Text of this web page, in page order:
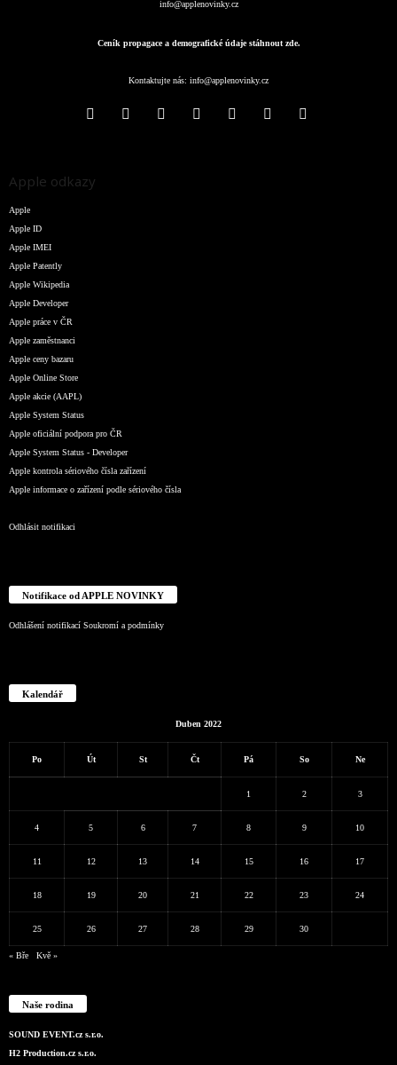
info@applenovinky.cz
Ceník propagace a demografické údaje stáhnout zde.
Kontaktujte nás: info@applenovinky.cz
Apple odkazy
Apple
Apple ID
Apple IMEI
Apple Patently
Apple Wikipedia
Apple Developer
Apple práce v ČR
Apple zaměstnanci
Apple ceny bazaru
Apple Online Store
Apple akcie (AAPL)
Apple System Status
Apple oficiální podpora pro ČR
Apple System Status - Developer
Apple kontrola sériového čísla zařízení
Apple informace o zařízení podle sériového čísla
Odhlásit notifikaci
Notifikace od APPLE NOVINKY
Odhlášení notifikací Soukromí a podmínky
Kalendář
Duben 2022
Po Út St Čt Pá So Ne
1 2 3
4 5 6 7 8 9 10
11 12 13 14 15 16 17
18 19 20 21 22 23 24
25 26 27 28 29 30
« Bře Kvě »
Naše rodina
SOUND EVENT.cz s.r.o.
H2 Production.cz s.r.o.